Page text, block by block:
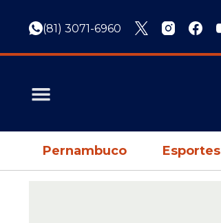
(81) 3071-6960
Pernambuco Esportes